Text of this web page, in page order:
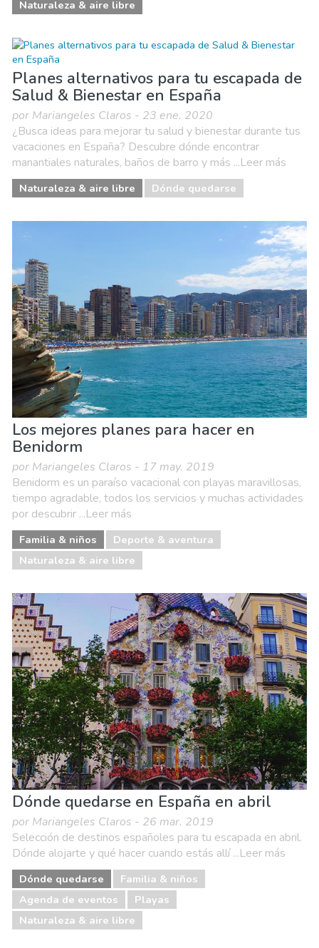
Naturaleza & aire libre
Planes alternativos para tu escapada de
Salud & Bienestar en España
por Mariangeles Claros - 23 ene. 2020
¿Busca ideas para mejorar tu salud y bienestar durante tus
vacaciones en España? Descubre dónde encontrar
manantiales naturales, baños de barro y más ...Leer más
Naturaleza & aire libre Dónde quedarse
Los mejores planes para hacer en
Benidorm
por Mariangeles Claros - 17 may. 2019
Benidorm es un paraíso vacacional con playas maravillosas,
tiempo agradable, todos los servicios y muchas actividades
por descubrir ...Leer más
Familia & niños
Deporte & aventura
Naturaleza & aire libre
Dónde quedarse en España en abril
por Mariangeles Claros - 26 mar. 2019
Selección de destinos españoles para tu escapada en abril.
Dónde alojarte y qué hacer cuando estás allí ...Leer más
Dónde quedarse
Familia & niños
Agenda de eventos
Playas
Naturaleza & aire libre